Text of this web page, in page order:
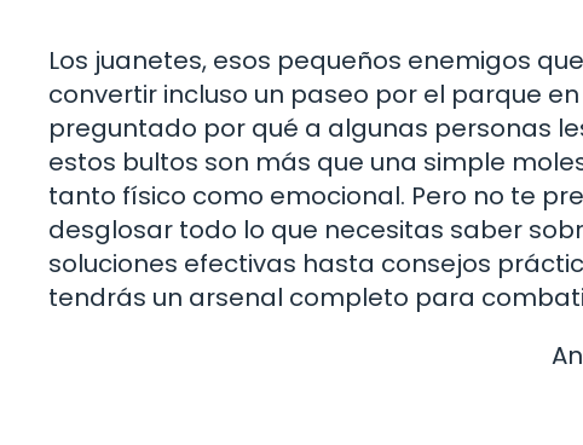
Los juanetes, esos pequeños enemigos
convertir incluso un paseo por el parque
preguntado por qué a algunas personas
estos bultos son más que una simple
tanto físico como emocional. Pero no te
desglosar todo lo que necesitas saber
soluciones efectivas hasta consejos
tendrás un arsenal completo para